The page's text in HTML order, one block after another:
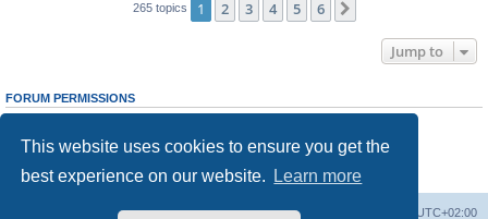
This website uses cookies to ensure you get the
best experience on our website.
Learn more
265 topics 1 2 3 4 5 6
Jump to
FORUM PERMISSIONS
cannotedit your posts in this forum
Youcannotpost attachments in this forum
UTC+02:00
Delete cookies